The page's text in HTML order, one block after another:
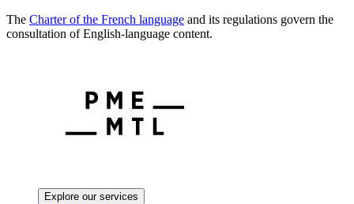
The Charter of the French language and its regulations govern the
consultation of English-language content.
Explore our services